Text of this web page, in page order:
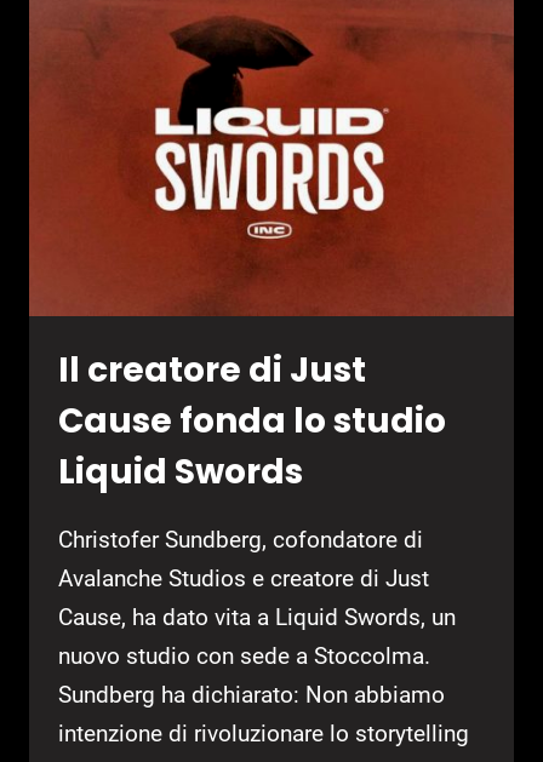
UFFICIALE
DAI
TGA
Il creatore di Just
Cause fonda lo studio
Liquid Swords
Christofer Sundberg, cofondatore di
Avalanche Studios e creatore di Just
Cause, ha dato vita a Liquid Swords, un
nuovo studio con sede a Stoccolma.
Sundberg ha dichiarato: Non abbiamo
intenzione di rivoluzionare lo storytelling